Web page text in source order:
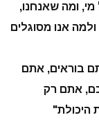
ומה שאנחנו,
אנו מסוגלים
בוראים, אתם
אתם רק
היכולת"